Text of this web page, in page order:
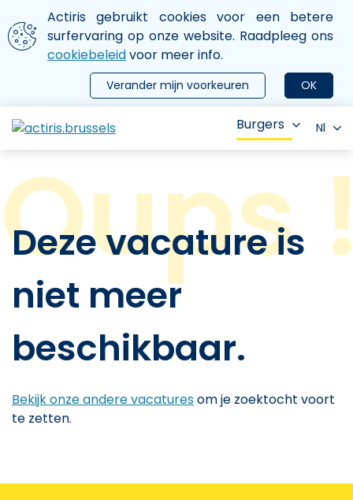
Aller au contenu principal
We gebruiken cookies
Actiris gebruikt cookies voor een betere
surfervaring op onze website. Raadpleeg ons
cookiebeleidvoor meer info.
OK
Verander mijn voorkeuren
le menu
Burgers Nl
Deze vacature is
niet meer
beschikbaar.
Bekijk onze andere vacaturesom je zoektocht voort
te zetten.